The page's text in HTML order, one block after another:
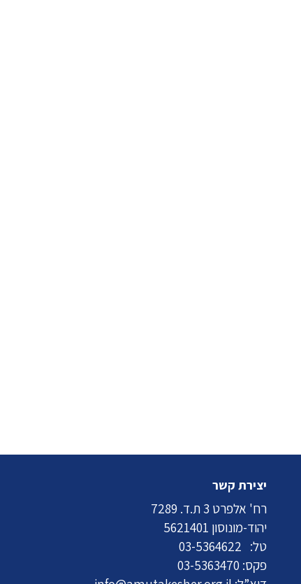
יצירת קשר
רח' אלפרט 3 ת.ד. 7289
יהוד-מונוסון 5621401
טל:
פקס: 03-5363470